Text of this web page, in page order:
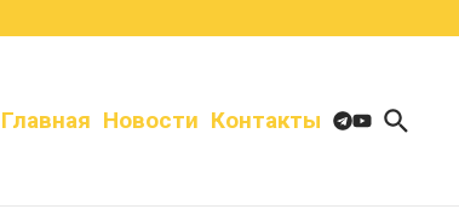
Главная Новости Контакты